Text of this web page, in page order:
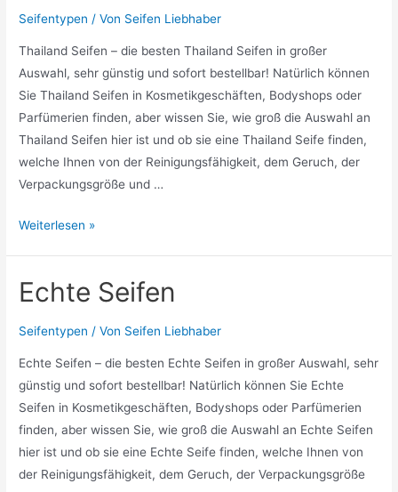
Seifentypen / Von Seifen Liebhaber
Thailand Seifen – die besten Thailand Seifen in großer
Auswahl, sehr günstig und sofort bestellbar! Natürlich können
Sie Thailand Seifen in Kosmetikgeschäften, Bodyshops oder
Parfümerien finden, aber wissen Sie, wie groß die Auswahl an
Thailand Seifen hier ist und ob sie eine Thailand Seife finden,
welche Ihnen von der Reinigungsfähigkeit, dem Geruch, der
Verpackungsgröße und …
Thailand
Weiterlesen »
Echte Seifen
Seifentypen / Von Seifen Liebhaber
Echte Seifen – die besten Echte Seifen in großer Auswahl, sehr
günstig und sofort bestellbar! Natürlich können Sie Echte
Seifen in Kosmetikgeschäften, Bodyshops oder Parfümerien
finden, aber wissen Sie, wie groß die Auswahl an Echte Seifen
hier ist und ob sie eine Echte Seife finden, welche Ihnen von
der Reinigungsfähigkeit, dem Geruch, der Verpackungsgröße